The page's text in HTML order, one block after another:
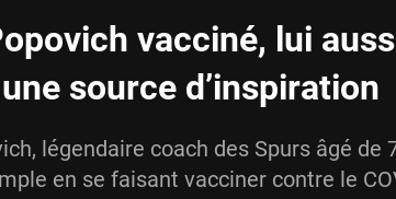
vacciné, lui
source d’inspiration
légendaire coach des Spurs âgé de
en se faisant vacciner contre le